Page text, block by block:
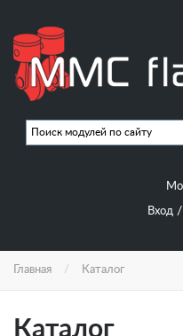
основному
содержанию
Вход/
Главная Каталог
Каталог